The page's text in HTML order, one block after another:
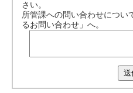
さい。
所管課への問い合わせについ
るお問い合わせ」へ。
送